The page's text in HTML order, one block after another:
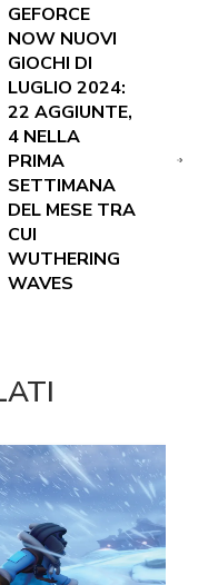
GEFORCE
NOW NUOVI
GIOCHI DI
LUGLIO 2024:
22 AGGIUNTE,
4 NELLA
PRIMA
SETTIMANA
DEL MESE TRA
CUI
WUTHERING
WAVES